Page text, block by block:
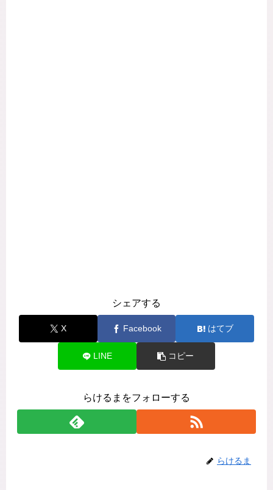
シェアする
X Facebook はてブ
LINE コピー
らけるまをフォローする
らけるま